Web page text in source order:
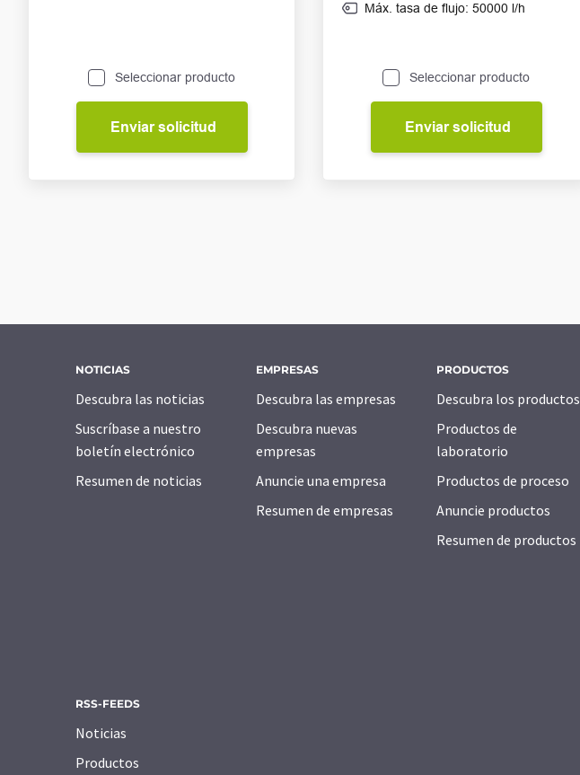
Seleccionar producto
Enviar solicitud
Máx. tasa de flujo: 50000 l/h
Seleccionar producto
Enviar solicitud
NOTICIAS
Descubra las noticias
Suscríbase a nuestro
boletín electrónico
Resumen de noticias
EMPRESAS
Descubra las empresas
Descubra nuevas
empresas
Anuncie una empresa
Resumen de empresas
PRODUCTOS
Descubra los productos
Productos de
laboratorio
Productos de proceso
Anuncie productos
Resumen de productos
RSS-FEEDS
Noticias
Productos